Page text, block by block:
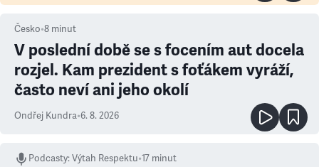
Česko•8 minut
V poslední době se s focením aut docela
rozjel. Kam prezident s foťákem vyráží,
často neví ani jeho okolí
Ondřej Kundra•6. 8. 2026
Podcasty:Výtah Respektu•17 minut